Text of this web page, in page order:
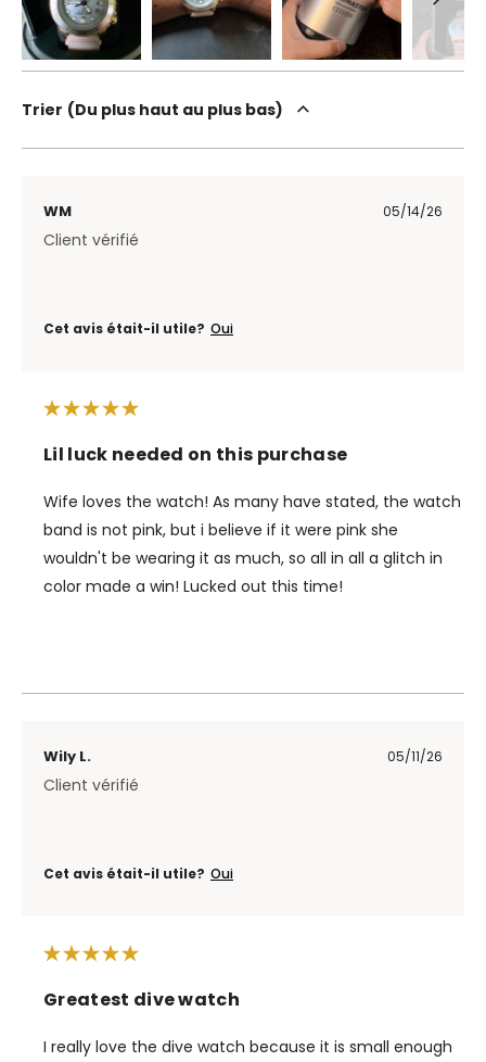
Trier Du plus haut au plus bas
WM 05/14/26
Client vérifié
Cet avis était-il utile? Oui
Lil luck needed on this purchase
Wife loves the watch! As many have stated, the watch
band is not pink, but i believe if it were pink she
wouldn't be wearing it as much, so all in all a glitch in
color made a win! Lucked out this time!
Wily L. 05/11/26
Client vérifié
Cet avis était-il utile? Oui
Greatest dive watch
I really love the dive watch because it is small enough